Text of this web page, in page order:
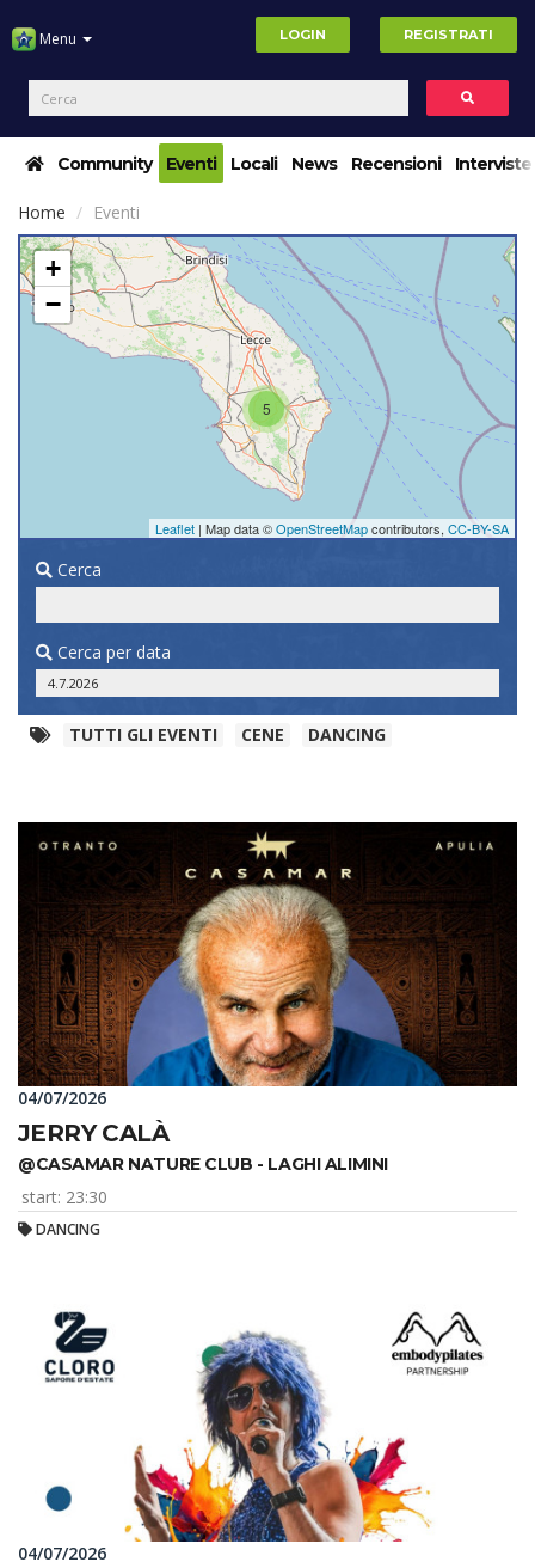
Menu LOGIN REGISTRATI
Community Eventi Locali News Recensioni Interviste
Home Eventi
5
+
−
Leaflet | Map data ©OpenStreetMapcontributors, CC-BY-SA
Cerca
Cerca per data
TUTTI GLI EVENTI CENE DANCING
04/07/2026
JERRY CALÀ
@CASAMAR NATURE CLUB - LAGHI ALIMINI
start: 23:30
DANCING
04/07/2026